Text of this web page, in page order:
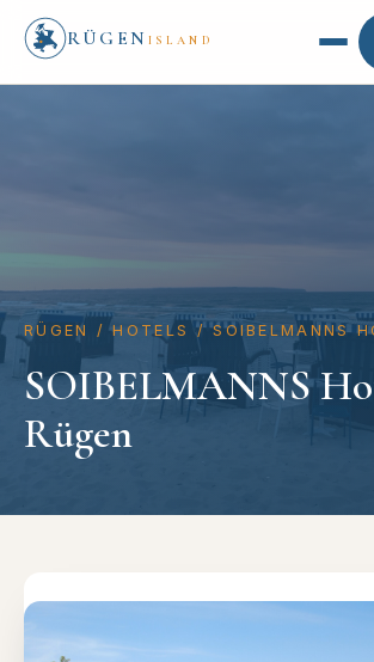
RÜGEN ISLAND
RÜGEN / HOTELS / SOIBELMANNS
SOIBELMANNS
Rügen